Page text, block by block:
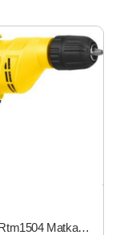
Rtrmax / Rtm1504 Matkap Darbesiz 10mm 450W